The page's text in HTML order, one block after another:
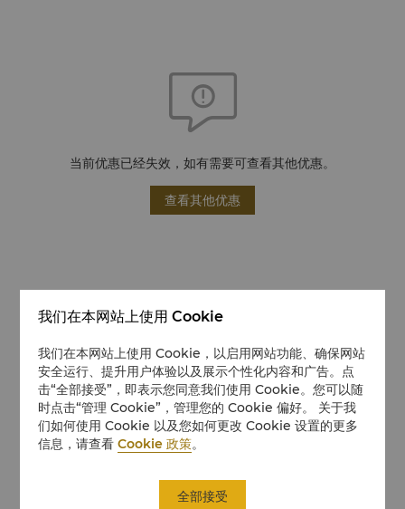
当前优惠已经失效，如有需要可查看其他优惠。
查看其他优惠
我们在本网站上使用 Cookie
我们在本网站上使用 Cookie，以启用网站功能、确保网站
安全运行、提升用户体验以及展示个性化内容和广告。点
击“全部接受”，即表示您同意我们使用 Cookie。您可以随
时点击“管理 Cookie”，管理您的 Cookie 偏好。 关于我
们如何使用 Cookie 以及您如何更改 Cookie 设置的更多
信息，请查看Cookie 政策。
全部接受